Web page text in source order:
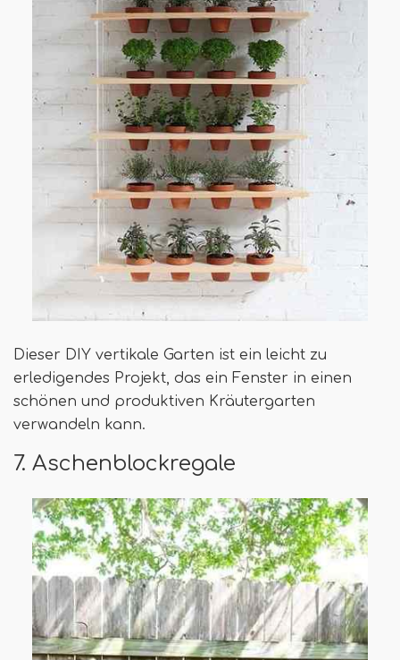
Dieser DIY vertikale Garten ist ein leicht zu
erledigendes Projekt, das ein Fenster in einen
schönen und produktiven Kräutergarten
verwandeln kann.
7. Aschenblockregale